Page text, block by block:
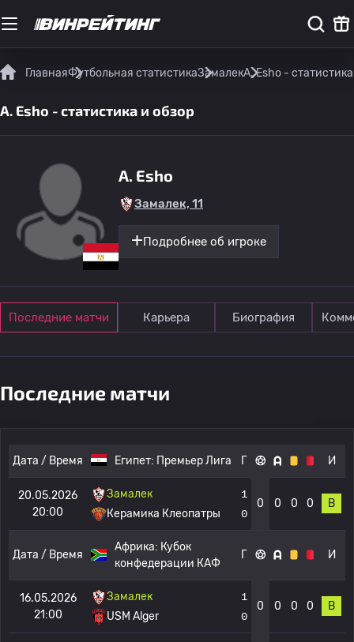
ГлавнаяФутбольная статистикаЗамалекA. Esho -
A. Esho - статистика и обзор
A. Esho
Замалек, 11
Подробнее об игроке
Последние матчи Карьера Биография
Последние матчи
Дата / Время Египет: Премьер Лига Г И
20.05.2026
20:00
Замалек
Керамика Клеопатры
1
0
0 0 0 0 В
Дата / Время
Африка: Кубок
конфедерации КАФ
Г И
16.05.2026
21:00
Замалек
USM Alger
1
0
0 0 0 0 В